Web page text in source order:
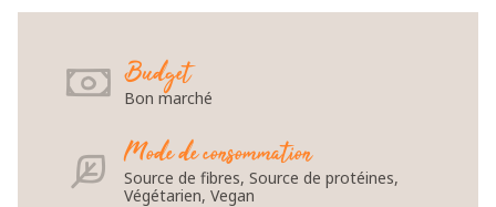
Budget
Bon marché
Mode de consommation
Source de fibres, Source de protéines,
Végétarien, Vegan